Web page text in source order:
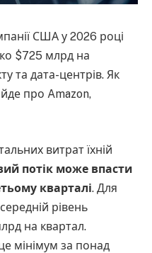
США у 2026 році
$725 млрд на
та дата-центрів. Як
про Amazon,
витрат їхній
потік може впасти
кварталі. Для
рівень
на квартал.
мінімум за понад